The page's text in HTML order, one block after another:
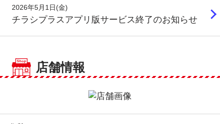
2026年5月1日(金)
チラシプラスアプリ版サービス終了のお知らせ
店舗情報